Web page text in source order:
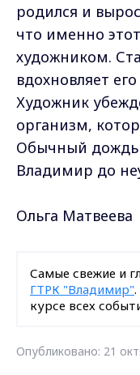
родился и
что именно
художником.
вдохновляет
Художник
организм,
Обычный дождь
Владимир до
Ольга Матвеева
Самые свежие и
ГТРК "Владимир"
курсе всех
Опубликовано: 21